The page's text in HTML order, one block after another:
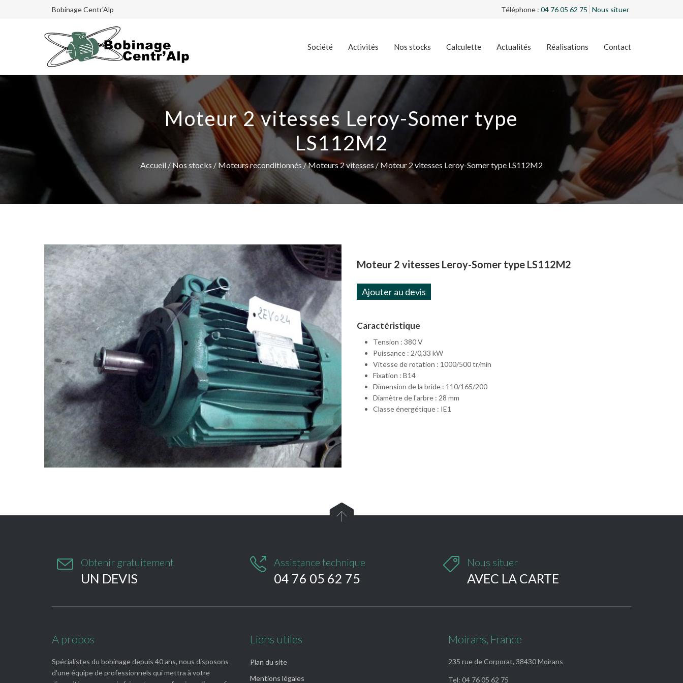
Bobinage Centr'Alp Téléphone : 04 76 05 62 75 Nous situer
Société Activités Nos stocks Calculette Actualités Réalisations Contact
Moteur 2 vitesses Leroy-Somer type
LS112M2
Accueil / Nos stocks / Moteurs reconditionnés /Moteurs 2 vitesses / Moteur 2 vitesses Leroy-Somer type LS112M2
Moteur 2 vitesses Leroy-Somer type LS112M2
Ajouter au devis
Caractéristique
Tension : 380 V
Puissance : 2/0,33 kW
Vitesse de rotation : 1000/500 tr/min
Fixation : B14
Dimension de la bride : 110/165/200
Diamètre de l'arbre : 28 mm
Classe énergétique : IE1

 Obtenir gratuitement
UN DEVIS
 Assistance technique
04 76 05 62 75
 Nous situer
AVEC LA CARTE
A propos
Spécialistes du bobinage depuis 40 ans, nous disposons
d'une équipe de professionnels qui mettra à votre
Liens utiles
Plan du site
Mentions légales
Moirans, France
235 rue de Corporat, 38430 Moirans
Tel: 04 76 05 62 75